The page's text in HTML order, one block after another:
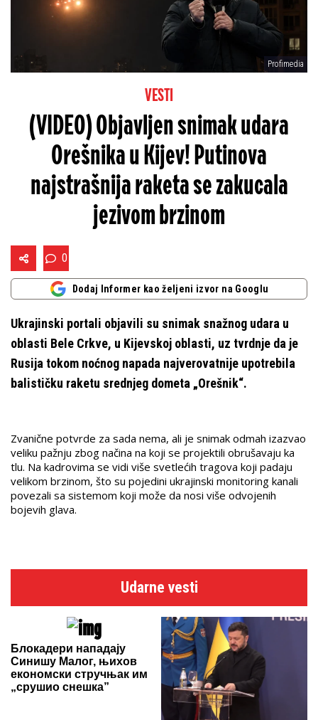
Profimedia
VESTI
(VIDEO) Objavljen snimak udara
Orešnika u Kijev! Putinova
najstrašnija raketa se zakucala
jezivom brzinom
0
Dodaj Informer kao željeni izvor na Googlu
Ukrajinski portali objavili su snimak snažnog udara u
oblasti Bele Crkve, u Kijevskoj oblasti, uz tvrdnje da je
Rusija tokom noćnog napada najverovatnije upotrebila
balističku raketu srednjeg dometa „Orešnik“.
Zvanične potvrde za sada nema, ali je snimak odmah izazvao
veliku pažnju zbog načina na koji se projektili obrušavaju ka
tlu. Na kadrovima se vidi više svetlećih tragova koji padaju
velikom brzinom, što su pojedini ukrajinski monitoring kanali
povezali sa sistemom koji može da nosi više odvojenih
bojevih glava.
Udarne vesti
Блокадери нападају
Синишу Малог, њихов
економски стручњак им
„срушио снешка”